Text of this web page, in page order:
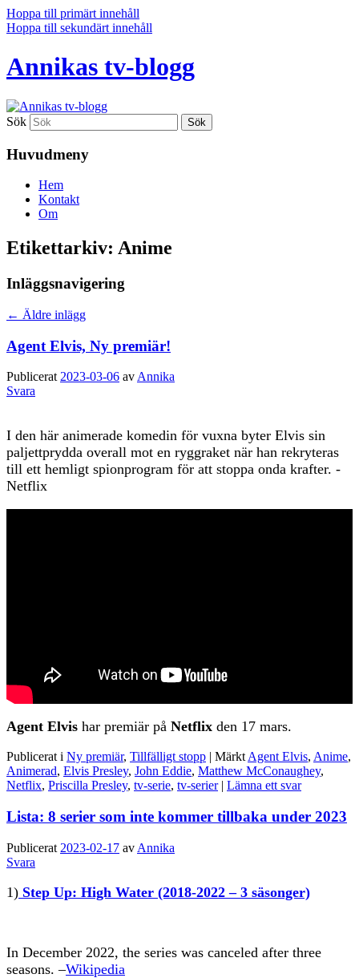
Hoppa till primärt innehåll
Hoppa till sekundärt innehåll
Annikas tv-blogg
Sök
Huvudmeny
Hem
Kontakt
Om
Etikettarkiv: Anime
Inläggsnavigering
← Äldre inlägg
Agent Elvis, Ny premiär!
Publicerat 2023-03-06 av Annika
Svara
I den här animerade komedin för vuxna byter Elvis sin
paljettprydda overall mot en ryggraket när han rekryteras
till ett hemligt spionprogram för att stoppa onda krafter. -
Netflix
Agent Elvis har premiär på Netflix den 17 mars.
Publicerat i Ny premiär, Tillfälligt stopp | Märkt Agent Elvis, Anime,
Animerad, Elvis Presley, John Eddie, Matthew McConaughey,
Netflix, Priscilla Presley, tv-serie, tv-serier | Lämna ett svar
Lista: 8 serier som inte kommer tillbaka under 2023
Publicerat 2023-02-17 av Annika
Svara
1) Step Up: High Water (2018-2022 – 3 säsonger)
In December 2022, the series was canceled after three
seasons. –Wikipedia